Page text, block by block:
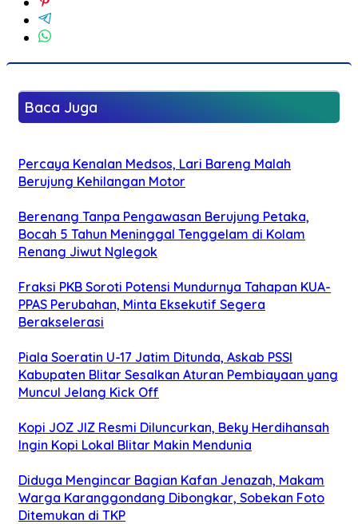
Baca Juga
Percaya Kenalan Medsos, Lari Bareng Malah
Berujung Kehilangan Motor
Berenang Tanpa Pengawasan Berujung Petaka,
Bocah 5 Tahun Meninggal Tenggelam di Kolam
Renang Jiwut Nglegok
Fraksi PKB Soroti Potensi Mundurnya Tahapan KUA-
PPAS Perubahan, Minta Eksekutif Segera
Berakselerasi
Piala Soeratin U-17 Jatim Ditunda, Askab PSSI
Kabupaten Blitar Sesalkan Aturan Pembiayaan yang
Muncul Jelang Kick Off
Kopi JOZ JIZ Resmi Diluncurkan, Beky Herdihansah
Ingin Kopi Lokal Blitar Makin Mendunia
Diduga Mengincar Bagian Kafan Jenazah, Makam
Warga Karanggondang Dibongkar, Sobekan Foto
Ditemukan di TKP